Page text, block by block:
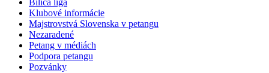
Bilica liga
Klubové informácie
Majstrovstvá Slovenska v petangu
Nezaradené
Petang v médiách
Podpora petangu
Pozvánky